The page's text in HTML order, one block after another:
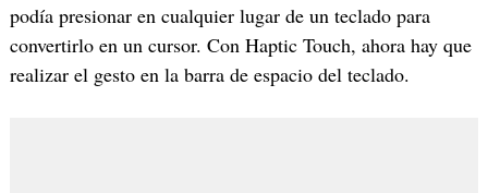
podía presionar en cualquier lugar de un teclado para
convertirlo en un cursor. Con Haptic Touch, ahora hay que
realizar el gesto en la barra de espacio del teclado.